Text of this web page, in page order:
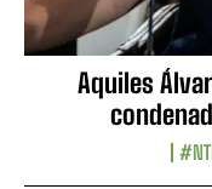
Aquiles